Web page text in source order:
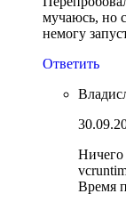
мучаюсь, но
немогу
Ответить
Ничего
Время